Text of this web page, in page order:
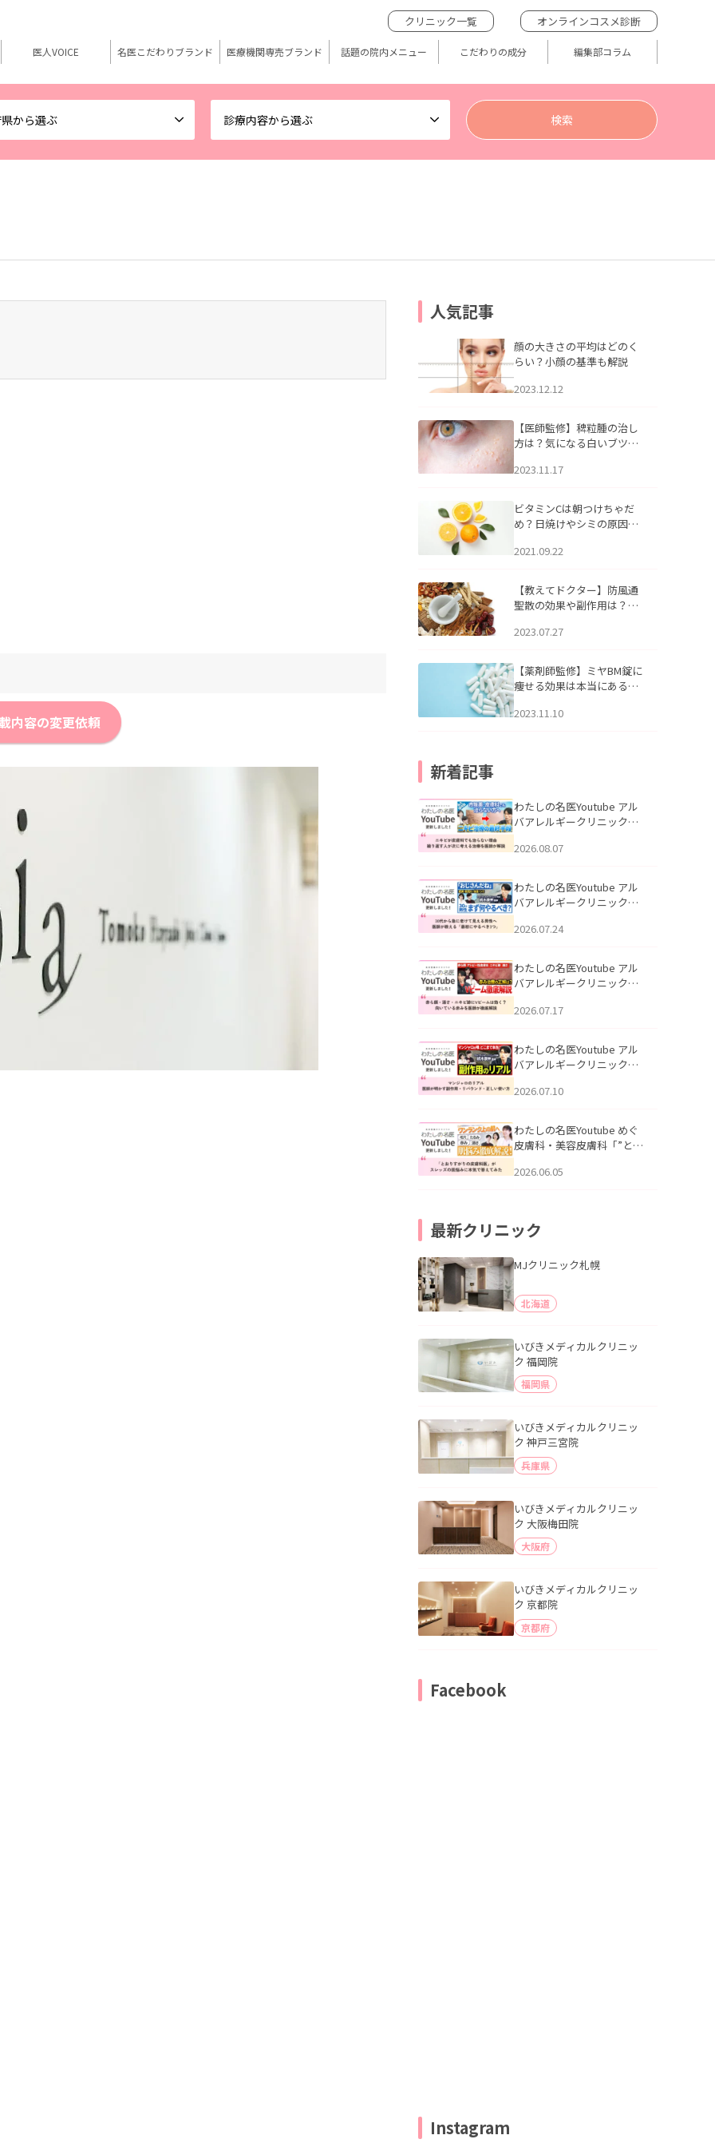
から選ぶ 診療内容から選ぶ
クリニック一覧 オンラインコスメ診断
医人VOICE 名医こだわりブランド 医療機関専売ブランド 話題の院内メニュー こだわりの成分 編集部コラム
内容の変更依頼
人気記事
顔の大きさの平均はどのく
らい？小顔の基準も解説
2023.12.12
【医師監修】稗粒腫の治し
方は？気になる白いブツブ
アについて
2023.11.17
ビタミンCは朝つけちゃだ
め？日焼けやシミの原因に
2021.09.22
【教えてドクター】防風通
聖散の効果や副作用は？長
2023.07.27
【薬剤師監修】ミヤBM錠に
痩せる効果は本当にある
2023.11.10
新着記事
わたしの名医Youtube アル
バアレルギークリニック札
らない理由｜繰り返す人が
説」を公開いたしました。
2026.08.07
わたしの名医Youtube アル
バアレルギークリニック札
える男性へ｜医師が教える
公開いたしました。
2026.07.24
わたしの名医Youtube アル
バアレルギークリニック札
跡にVビームは効く？向いて
説」を公開いたしました。
2026.07.17
わたしの名医Youtube アル
バアレルギークリニック札
医師が明かす副作用・リバ
公開いたしました。
2026.07.10
わたしの名医Youtube めぐ
皮膚科・美容皮膚科「”とお
ッズの肌悩みに本気で答え
2026.06.05
最新クリニック
MJクリニック札幌
北海道
いびきメディカルクリニッ
ク 福岡院
福岡県
いびきメディカルクリニッ
ク 神戸三宮院
兵庫県
いびきメディカルクリニッ
ク 大阪梅田院
大阪府
いびきメディカルクリニッ
ク 京都院
京都府
Facebook
Instagram